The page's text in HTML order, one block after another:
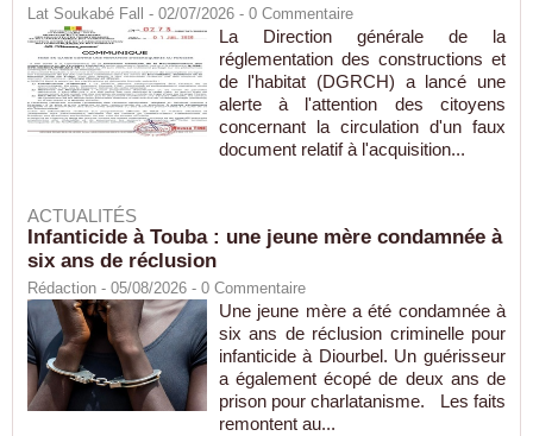
Lat Soukabé Fall - 02/07/2026 - 0 Commentaire
La Direction générale de la
réglementation des constructions et
de l'habitat (DGRCH) a lancé une
alerte à l'attention des citoyens
concernant la circulation d'un faux
document relatif à l'acquisition...
ACTUALITÉS
Infanticide à Touba : une jeune mère condamnée à
six ans de réclusion
Rédaction - 05/08/2026 - 0 Commentaire
Une jeune mère a été condamnée à
six ans de réclusion criminelle pour
infanticide à Diourbel. Un guérisseur
a également écopé de deux ans de
prison pour charlatanisme. Les faits
remontent au...